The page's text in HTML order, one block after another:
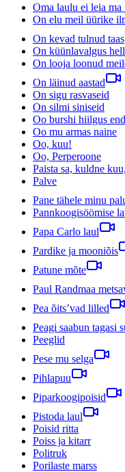
Oma laulu ei leia ma
On elu meil üürike
On kevad tulnud taas
On küünlavalgus
On looja loonud
On läinud aastad
On sigu rasvaseid
On silmi siniseid
Oo burshi hiilgus
Oo mu armas naine
Oo, kuu!
Oo, Perperoone
Paista sa, kuldne
Palve
Pane tähele minu
Pannkoogisöömise
Papa Carlo laul
Pardike ja mooniõis
Patune mõte
Paul Randmaa
Pea õits’vad lilled
Peagi saabun tagasi
Peeglid
Pese mu selga
Pihlapuu
Piparkoogipoisid
Pistoda laul
Poisid ritta
Poiss ja kitarr
Politruk
Porilaste marss